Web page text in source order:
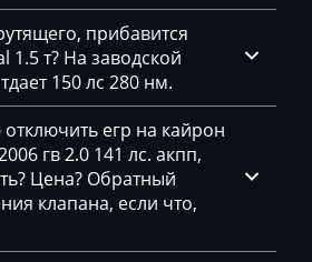
прибавится
1.5 т? На заводской
150 лс 280 нм.
егр на кайрон
гв 2.0 141 лс. акпп,
Цена? Обратный
клапана, если что,